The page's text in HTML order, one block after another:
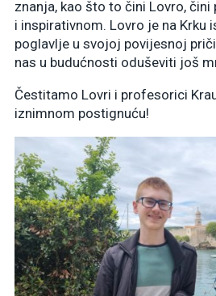
znanja, kao što to čini Lovro,
i inspirativnom. Lovro je na Krku
poglavlje u svojoj povijesnoj
nas u budućnosti oduševiti još
Čestitamo Lovri i profesorici
iznimnom postignuću!